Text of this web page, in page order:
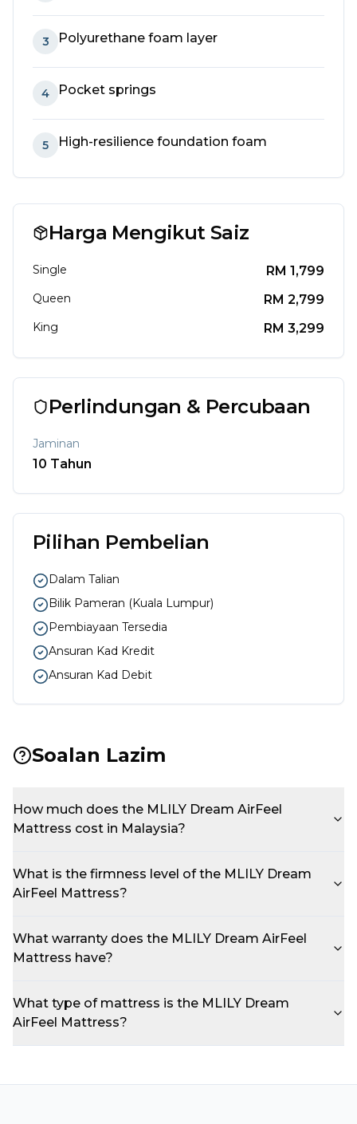
3 Polyurethane foam layer
4 Pocket springs
5 High-resilience foundation foam
Harga Mengikut Saiz
Single RM 1,799
Queen RM 2,799
King RM 3,299
Perlindungan & Percubaan
Jaminan
10 Tahun
Pilihan Pembelian
Dalam Talian
Bilik Pameran (Kuala Lumpur)
Pembiayaan Tersedia
Ansuran Kad Kredit
Ansuran Kad Debit
Soalan Lazim
How much does the MLILY Dream AirFeel
Mattress cost in Malaysia?
What is the firmness level of the MLILY Dream
AirFeel Mattress?
What warranty does the MLILY Dream AirFeel
Mattress have?
What type of mattress is the MLILY Dream
AirFeel Mattress?